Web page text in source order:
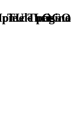
TU - LOGO
de página
Turismo